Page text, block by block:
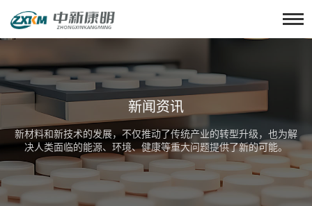
新闻资讯
新材料和新技术的发展，不仅推动了传统产业的转型升级，也为解
决人类面临的能源、环境、健康等重大问题提供了新的可能。